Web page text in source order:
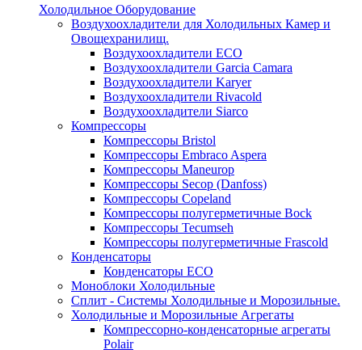
Холодильное Оборудование
Воздухоохладители для Холодильных Камер и
Овощехранилищ.
Воздухоохладители ECO
Воздухоохладители Garcia Camara
Воздухоохладители Karyer
Воздухоохладители Rivacold
Воздухоохладители Siarco
Компрессоры
Компрессоры Bristol
Компрессоры Embraco Aspera
Компрессоры Maneurop
Компрессоры Secop (Danfoss)
Компрессоры Copeland
Компрессоры полугерметичные Bock
Компрессоры Tecumseh
Компрессоры полугерметичные Frascold
Конденсаторы
Конденсаторы ECO
Моноблоки Холодильные
Сплит - Системы Холодильные и Морозильные.
Холодильные и Морозильные Агрегаты
Компрессорно-конденсаторные агрегаты
Polair